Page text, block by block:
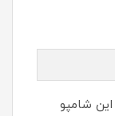
شامپو